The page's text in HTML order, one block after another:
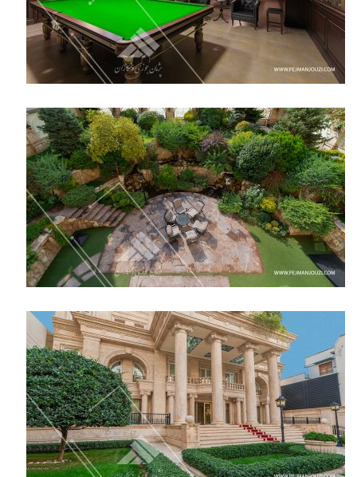
SCHEDULE A VISIT
FOR INCLUDE?
LOCATION:
PURCHASE TYPE